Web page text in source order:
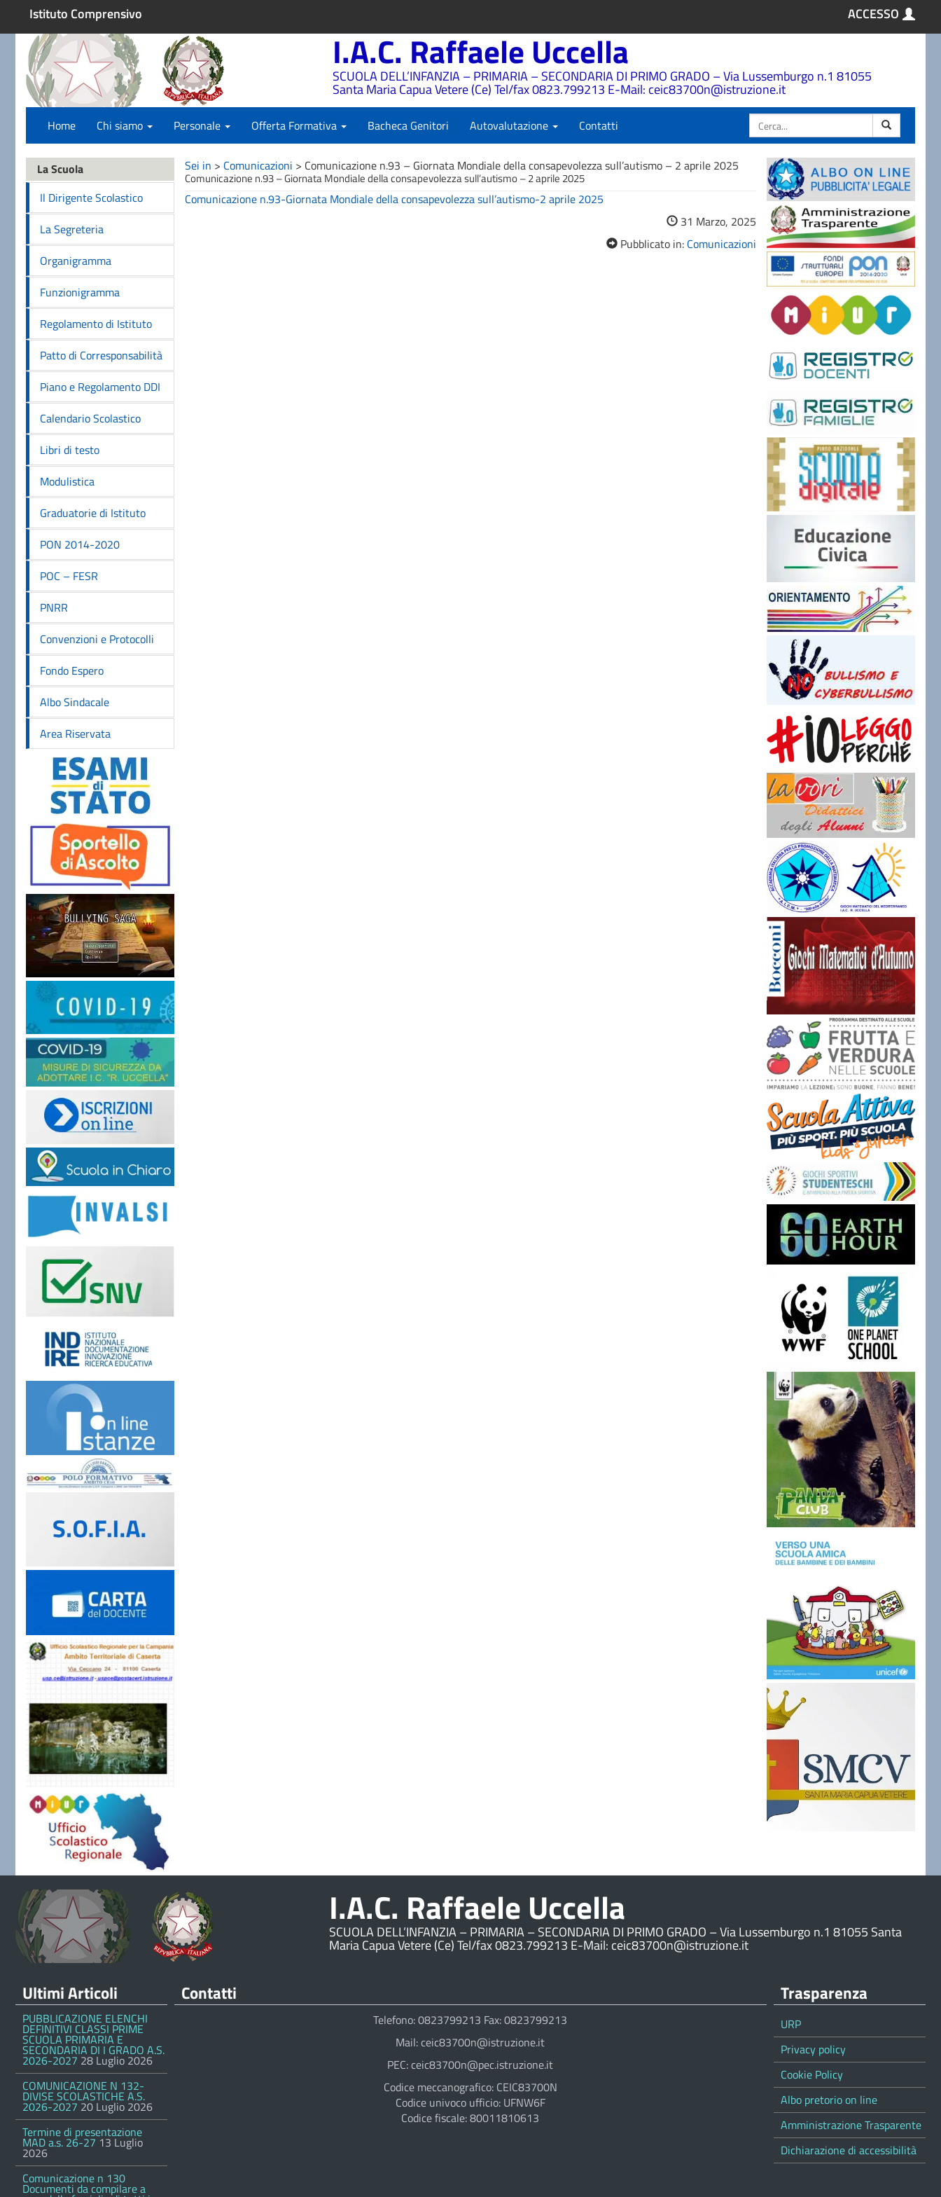
Istituto Comprensivo ACCESSO
I.A.C. Raffaele Uccella
SCUOLA DELL’INFANZIA – PRIMARIA – SECONDARIA DI PRIMO GRADO – Via Lussemburgo n.1 81055
Santa Maria Capua Vetere (Ce) Tel/fax 0823.799213 E-Mail: ceic83700n@istruzione.it
Cerca
Home Chi siamo Personale Offerta Formativa Bacheca Genitori Autovalutazione Contatti
La Scuola
Il Dirigente Scolastico
La Segreteria
Organigramma
Funzionigramma
Regolamento di Istituto
Patto di Corresponsabilità
Piano e Regolamento DDI
Calendario Scolastico
Libri di testo
Modulistica
Graduatorie di Istituto
PON 2014-2020
POC – FESR
PNRR
Convenzioni e Protocolli
Fondo Espero
Albo Sindacale
Area Riservata
Sei in > Comunicazioni > Comunicazione n.93 – Giornata Mondiale della consapevolezza sull’autismo – 2 aprile 2025
Comunicazione n.93 – Giornata Mondiale della consapevolezza sull’autismo – 2 aprile 2025
Comunicazione n.93-Giornata Mondiale della consapevolezza sull’autismo-2 aprile 2025
31 Marzo, 2025
Pubblicato in: Comunicazioni
I.A.C. Raffaele Uccella
SCUOLA DELL’INFANZIA – PRIMARIA – SECONDARIA DI PRIMO GRADO – Via Lussemburgo n.1 81055 Santa
Maria Capua Vetere (Ce) Tel/fax 0823.799213 E-Mail: ceic83700n@istruzione.it
Ultimi Articoli
PUBBLICAZIONE ELENCHI
DEFINITIVI CLASSI PRIME
SCUOLA PRIMARIA E
SECONDARIA DI I GRADO A.S.
2026-2027 28 Luglio 2026
COMUNICAZIONE N 132-
DIVISE SCOLASTICHE A.S.
2026-2027 20 Luglio 2026
Termine di presentazione
MAD a.s. 26-27 13 Luglio
2026
Comunicazione n 130
Documenti da compilare a
Contatti
Telefono: 0823799213 Fax: 0823799213
Mail: ceic83700n@istruzione.it
PEC: ceic83700n@pec.istruzione.it
Codice meccanografico: CEIC83700N
Codice univoco ufficio: UFNW6F
Codice fiscale: 80011810613
Trasparenza
URP
Privacy policy
Cookie Policy
Albo pretorio on line
Amministrazione Trasparente
Dichiarazione di accessibilità